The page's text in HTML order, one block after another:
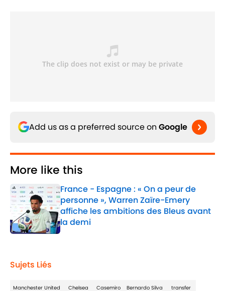
Add us as a preferred source on Google
More like this
France - Espagne : « On a peur de
personne », Warren Zaïre-Emery
affiche les ambitions des Bleus avant
la demi
Published by on Invalid Date
Sujets Liés
Manchester United Chelsea Casemiro Bernardo Silva transfer